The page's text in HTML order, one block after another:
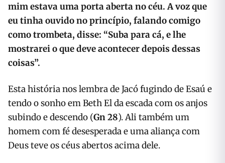
mim estava uma porta aberta no céu. A voz que
eu tinha ouvido no princípio, falando comigo
como trombeta, disse: “Suba para cá, e lhe
mostrarei o que deve acontecer depois dessas
coisas”.
Esta história nos lembra de Jacó fugindo de Esaú e
tendo o sonho em Beth El da escada com os anjos
subindo e descendo (Gn 28). Ali também um
homem com fé desesperada e uma aliança com
Deus teve os céus abertos acima dele.